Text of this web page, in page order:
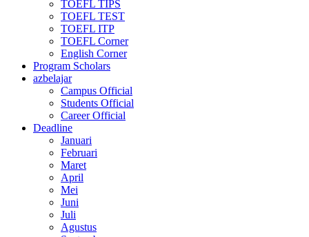
TOEFL TIPS
TOEFL TEST
TOEFL ITP
TOEFL Corner
English Corner
Program Scholars
azbelajar
Campus Official
Students Official
Career Official
Deadline
Januari
Februari
Maret
April
Mei
Juni
Juli
Agustus